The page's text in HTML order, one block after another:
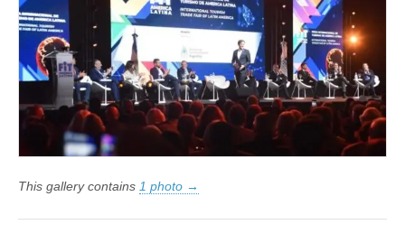
Abrió
Sus
Puertas
Repleto
de
Visitantes
y
Com
Todo
El
Turismo
This gallery contains 1 photo →